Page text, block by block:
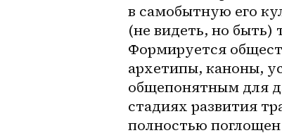
в самобытную его
(не видеть, но
Формируется
архетипы, каноны,
общепонятным для
стадиях развития
полностью